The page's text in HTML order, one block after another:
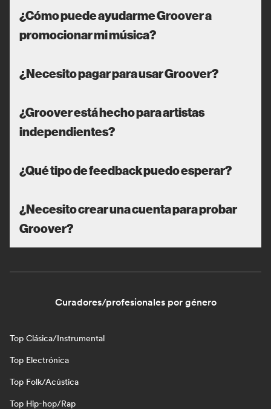
¿Cómo puede ayudarme Groover a
promocionar mi música?
¿Necesito pagar para usar Groover?
¿Groover está hecho para artistas
independientes?
¿Qué tipo de feedback puedo esperar?
¿Necesito crear una cuenta para probar
Groover?
Curadores/profesionales por género
Top Clásica/Instrumental
Top Electrónica
Top Folk/Acústica
Top Hip-hop/Rap